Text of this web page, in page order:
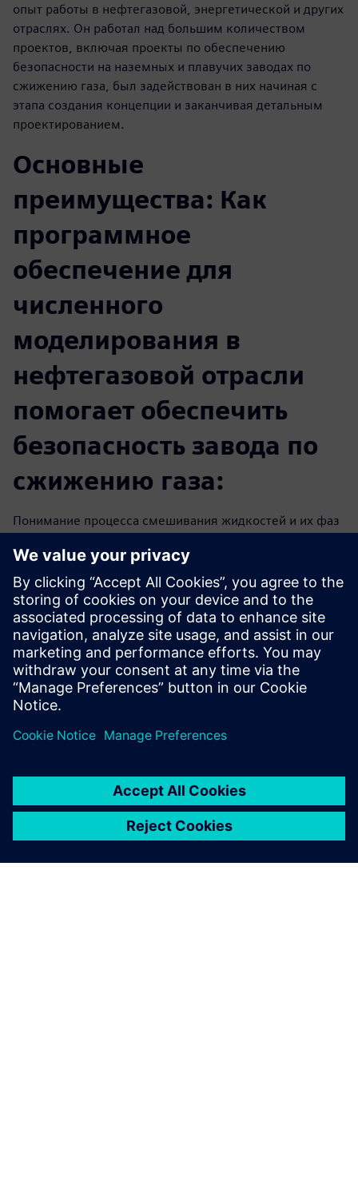
опыт работы в нефтегазовой, энергетической и других
отраслях. Он работал над большим количеством
проектов, включая проекты по обеспечению
безопасности на наземных и плавучих заводах по
сжижению газа, был задействован в них начиная с
этапа создания концепции и заканчивая детальным
проектированием.
Основные
преимущества: Как
программное
обеспечение для
численного
моделирования в
нефтегазовой отрасли
помогает обеспечить
безопасность завода по
сжижению газа:
Понимание процесса смешивания жидкостей и их фаз
моделирования и выбрать правильное ПО, чтобы
удостовериться в том, что все эти допущения учтены.
Благодаря возможностям Simcenter STAR-CCM+ CFD
компания Atkins правильно выстроила процесс
моделирования. Simcenter — это мощный инструмент
для исследования утечек криогенных продуктов,
который позволяет использовать широкий спектр
моделей для анализа поведения продукта при утечках
и улучшать проектирование завода по сжижению
газов.